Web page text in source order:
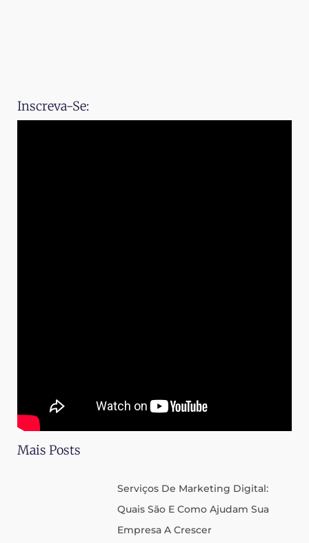
Inscreva-Se:
Mais Posts
Serviços De Marketing Digital:
Quais São E Como Ajudam Sua
Empresa A Crescer